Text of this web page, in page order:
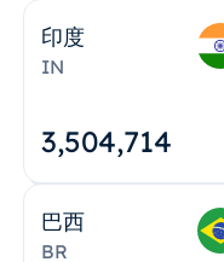
印度
IN
3,504,715
巴西
BR